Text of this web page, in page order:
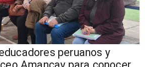
peruanos y